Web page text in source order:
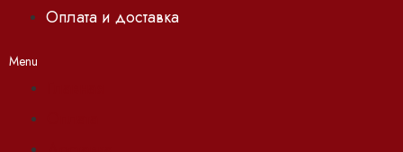
Оплата и доставка
Menu